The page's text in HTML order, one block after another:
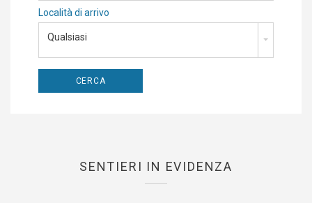
Località di arrivo
Qualsiasi
SENTIERI IN EVIDENZA